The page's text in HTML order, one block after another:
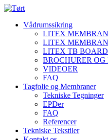
Vådrumssikring
LITEX
LITEX
LITEX TB
BROCHURER
VIDEOER
FAQ
Tagfolie og Membraner
Tekniske Tegninger
EPDer
FAQ
Referencer
Tekniske Tekstiler